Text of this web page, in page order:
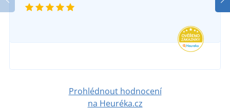
Prohlédnout hodnocení
na Heuréka.cz